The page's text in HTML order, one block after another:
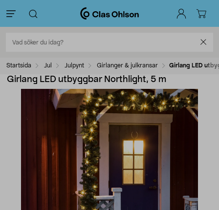
Startsida Jul Julpynt Girlanger & julkransar Girlang LED
Girlang LED utbyggbar Northlight, 5 m